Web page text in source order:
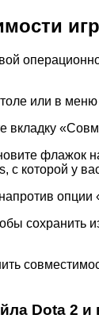
или в
флажок
которой у
сохранить
Dota 2